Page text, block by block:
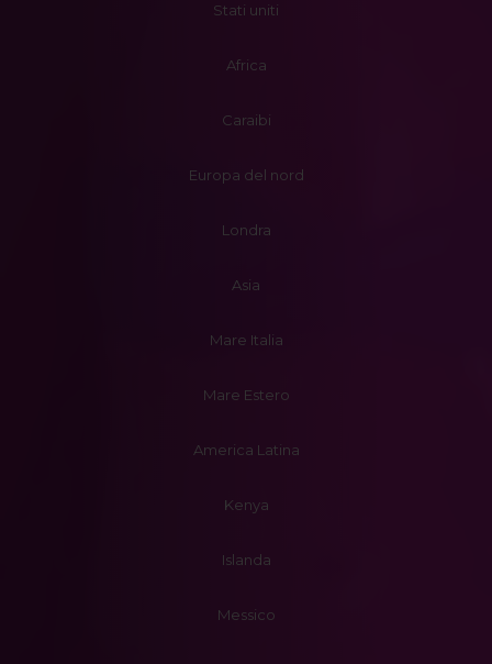
Stati uniti
Africa
Caraibi
Europa del nord
Londra
Asia
Mare Italia
Mare Estero
America Latina
Kenya
Islanda
Messico